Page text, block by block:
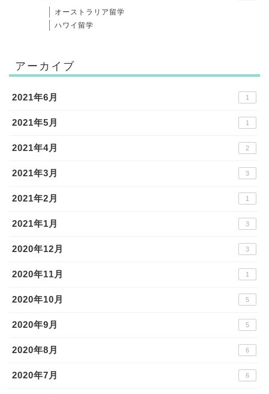
オーストラリア留学
ハワイ留学
アーカイブ
2021年6月 1
2021年5月 1
2021年4月 2
2021年3月 3
2021年2月 1
2021年1月 3
2020年12月 3
2020年11月 1
2020年10月 5
2020年9月 5
2020年8月 6
2020年7月 6